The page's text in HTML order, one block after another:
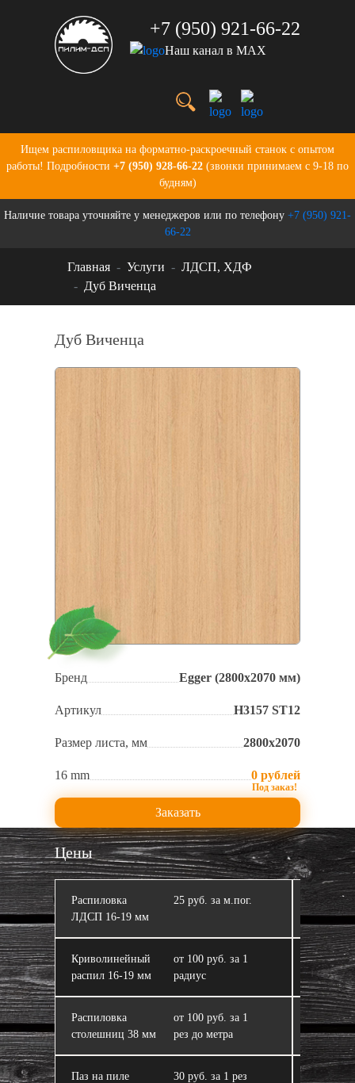
+7 (950) 921-66-22
Наш канал в MAX
Услуги
Портфолио
Производство
Бланки для заказов
Ищем распиловщика на форматно-раскроечный станок с опытом
работы! Подробности +7 (950) 928-66-22 (звонки принимаем с 9-18 по
будням)
Наличие товара уточняйте у менеджеров или по телефону +7 (950) 921-
66-22
Главная Услуги
ЛДСП, ХДФ
Дуб Виченца
Дуб Виченца
Бренд Egger (2800х2070 мм)
Артикул H3157 ST12
Размер листа, мм 2800х2070
16 mm 0 рублей
Заказать
Цены
Распиловка
ЛДСП 16‑19 мм
25 руб. за м.пог.
Криволинейный
распил 16‑19 мм
от 100 руб. за 1
радиус
ЛДСП
Распиловка
столешниц 38 мм
от 100 руб. за 1
рез до метра
Склейка
из ЛДСП
Паз на пиле
30 руб. за 1 рез
Завал